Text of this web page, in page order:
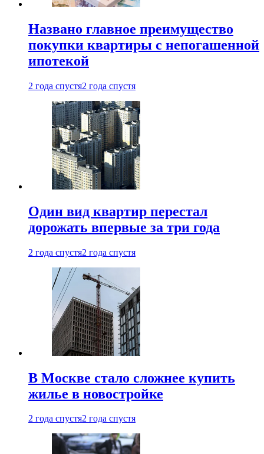
Названо главное преимущество
покупки квартиры с непогашенной
ипотекой
2 года спустя2 года спустя
Один вид квартир перестал
дорожать впервые за три года
2 года спустя2 года спустя
В Москве стало сложнее купить
жилье в новостройке
2 года спустя2 года спустя